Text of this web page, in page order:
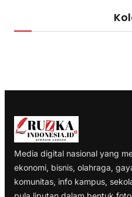
Media digital nasional yang
ekonomi, bisnis, olahraga,
komunitas, info kampus,